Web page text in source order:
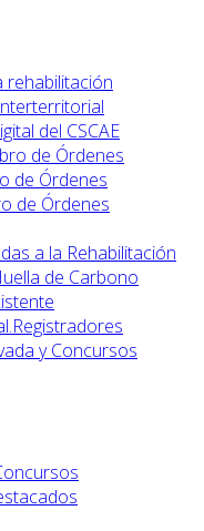
rehabilitación
del CSCAE
de Órdenes
de Órdenes
de Órdenes
a la Rehabilitación
de Carbono
y Concursos